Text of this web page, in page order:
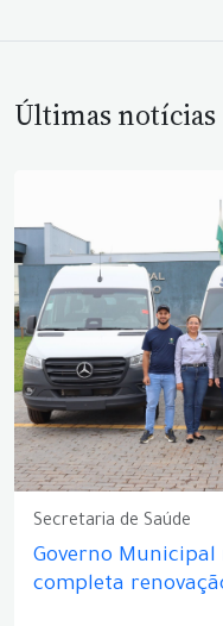
Últimas notícias
Secretaria de Saúde
Governo Municipal
completa